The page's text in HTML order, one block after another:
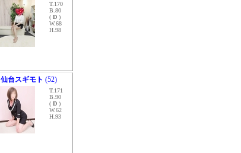
T.170
B.80
( D )
W.68
H.98
仙台スギモト (52)
T.171
B.90
( D )
W.62
H.93